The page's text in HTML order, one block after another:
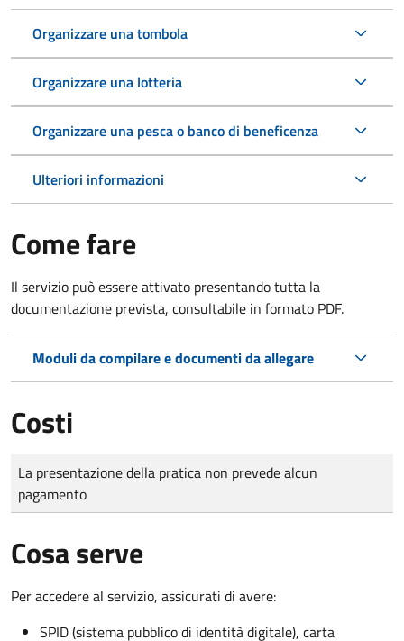
Organizzare una tombola
Organizzare una lotteria
Organizzare una pesca o banco di beneficenza
Ulteriori informazioni
Come fare
Il servizio può essere attivato presentando tutta la
documentazione prevista, consultabile in formato PDF.
Moduli da compilare e documenti da allegare
Costi
Tipo di pagamento
Importo
La presentazione della pratica non prevede alcun
pagamento
Cosa serve
Per accedere al servizio, assicurati di avere:
SPID (sistema pubblico di identità digitale), carta